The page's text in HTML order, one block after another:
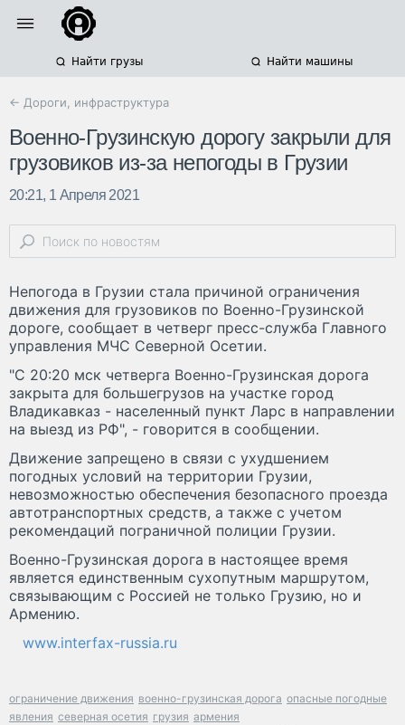
Найти грузы Найти машины
← Дороги, инфраструктура
Военно-Грузинскую дорогу закрыли для
грузовиков из-за непогоды в Грузии
20:21, 1 Апреля 2021
Непогода в Грузии стала причиной ограничения
движения для грузовиков по Военно-Грузинской
дороге, сообщает в четверг пресс-служба Главного
управления МЧС Северной Осетии.
"С 20:20 мск четверга Военно-Грузинская дорога
закрыта для большегрузов на участке город
Владикавказ - населенный пункт Ларс в направлении
на выезд из РФ", - говорится в сообщении.
Движение запрещено в связи с ухудшением
погодных условий на территории Грузии,
невозможностью обеспечения безопасного проезда
автотранспортных средств, а также с учетом
рекомендаций пограничной полиции Грузии.
Военно-Грузинская дорога в настоящее время
является единственным сухопутным маршрутом,
связывающим с Россией не только Грузию, но и
Армению.
www.interfax-russia.ru
ограничение движения военно-грузинская дорога опасные погодные
явления северная осетия грузия армения